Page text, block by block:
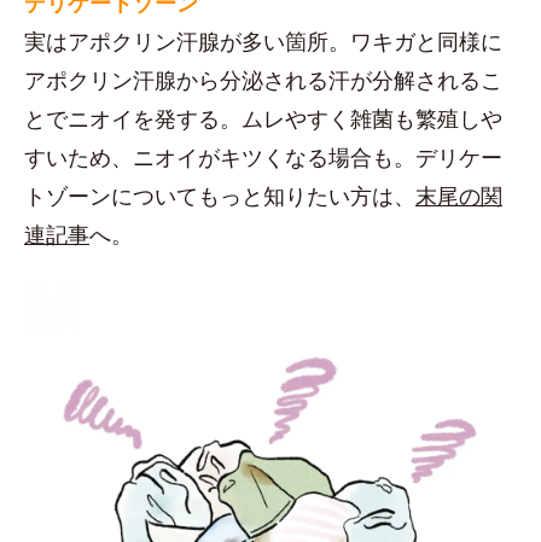
実はアポクリン汗腺が多い箇所。ワキガと同様に
アポクリン汗腺から分泌される汗が分解されるこ
とでニオイを発する。ムレやすく雑菌も繁殖しや
すいため、ニオイがキツくなる場合も。デリケー
トゾーンについてもっと知りたい方は、 末尾の関
連記事へ。